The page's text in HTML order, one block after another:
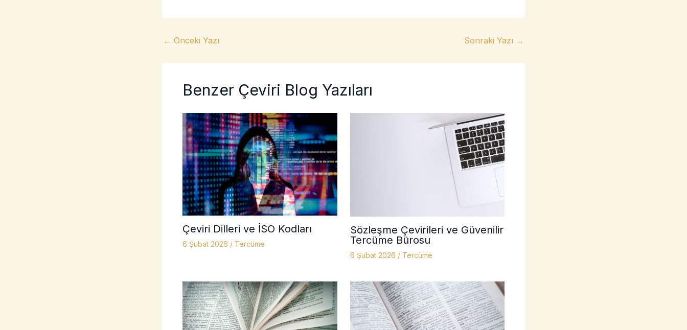
← Önceki Yazı Sonraki Yazı →
Benzer Çeviri Blog Yazıları
Çeviri Dilleri ve İSO Kodları
6 Şubat 2026 / Tercüme
Sözleşme Çevirileri ve Güvenilir
Tercüme Bürosu
6 Şubat 2026 / Tercüme